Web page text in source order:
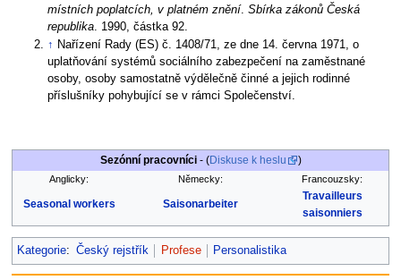
místních poplatcích, v platném znění.Sbírka zákonů Česká
republika. 1990, částka 92.
↑ Nařízení Rady (ES) č. 1408/71, ze dne 14. června 1971, o
uplatňování systémů sociálního zabezpečení na zaměstnané
osoby, osoby samostatně výdělečně činné a jejich rodinné
příslušníky pohybující se v rámci Společenství.
Sezónní pracovníci- (Diskuse k heslu )
Anglicky: Německy: Francouzsky:
Seasonal workers Saisonarbeiter
Travailleurs
saisonniers
Kategorie: Český rejstřík Profese Personalistika